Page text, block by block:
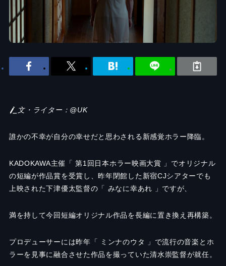
文・ライター：@UK
誰かの不幸が自分の幸せだと思わされる新感覚ホラー降臨。
KADOKAWA主催「 第1回日本ホラー映画大賞 」でオリジナル
の短編が作品賞を受賞し、昨年閉館した新宿CJシアターでも
上映された下津優太監督の「 みなに幸あれ 」ですが、
満を持して今回短編オリジナル作品を長編に置き換え再構築。
プロデューサーには昨年「 ミンナのウタ 」で流行の音楽とホ
ラーを見事に融合させた作品を撮っていた清水崇監督が就任。